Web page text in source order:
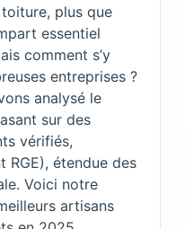
plus que
essentiel
comment s’y
entreprises ?
analysé le
sur des
vérifiés,
étendue des
Voici notre
artisans